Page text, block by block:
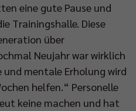
eine gute Pause und
Trainingshalle. Diese
über
Neujahr war wirklich
mentale Erholung wird
helfen.“ Personelle
keine machen und hat